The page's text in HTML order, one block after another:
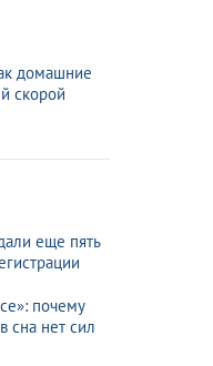
домашние
скорой
еще пять
почему
сна нет сил